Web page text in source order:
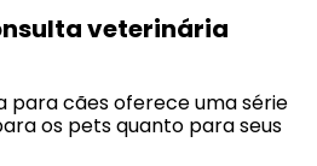
veterinária
para cães oferece uma série
os pets quanto para seus